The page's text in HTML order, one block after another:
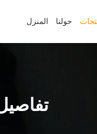
المنزل حولنا